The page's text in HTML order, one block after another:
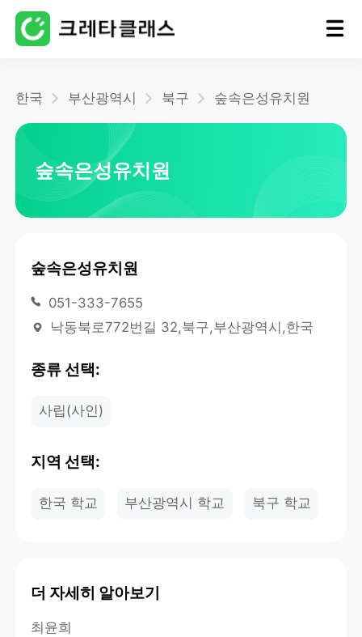
한국 부산광역시 북구 숲속은성유치원
숲속은성유치원
숲속은성유치원
051-333-7655
낙동북로772번길 32,북구,부산광역시,한국
종류 선택:
사립(사인)
지역 선택:
한국 학교 부산광역시 학교 북구 학교
더 자세히 알아보기
최윤희